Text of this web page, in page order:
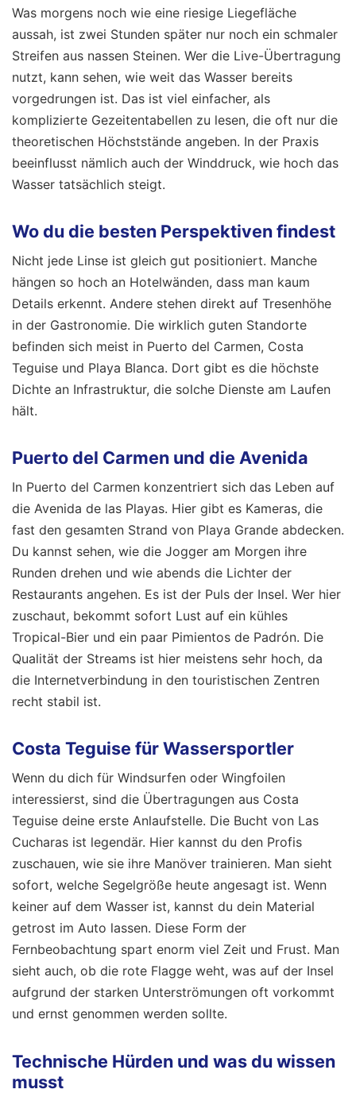
Was morgens noch wie eine riesige Liegefläche
aussah, ist zwei Stunden später nur noch ein schmaler
Streifen aus nassen Steinen. Wer die Live-Übertragung
nutzt, kann sehen, wie weit das Wasser bereits
vorgedrungen ist. Das ist viel einfacher, als
komplizierte Gezeitentabellen zu lesen, die oft nur die
theoretischen Höchststände angeben. In der Praxis
beeinflusst nämlich auch der Winddruck, wie hoch das
Wasser tatsächlich steigt.
Wo du die besten Perspektiven findest
Nicht jede Linse ist gleich gut positioniert. Manche
hängen so hoch an Hotelwänden, dass man kaum
Details erkennt. Andere stehen direkt auf Tresenhöhe
in der Gastronomie. Die wirklich guten Standorte
befinden sich meist in Puerto del Carmen, Costa
Teguise und Playa Blanca. Dort gibt es die höchste
Dichte an Infrastruktur, die solche Dienste am Laufen
hält.
Puerto del Carmen und die Avenida
In Puerto del Carmen konzentriert sich das Leben auf
die Avenida de las Playas. Hier gibt es Kameras, die
fast den gesamten Strand von Playa Grande abdecken.
Du kannst sehen, wie die Jogger am Morgen ihre
Runden drehen und wie abends die Lichter der
Restaurants angehen. Es ist der Puls der Insel. Wer hier
zuschaut, bekommt sofort Lust auf ein kühles
Tropical-Bier und ein paar Pimientos de Padrón. Die
Qualität der Streams ist hier meistens sehr hoch, da
die Internetverbindung in den touristischen Zentren
recht stabil ist.
Costa Teguise für Wassersportler
Wenn du dich für Windsurfen oder Wingfoilen
interessierst, sind die Übertragungen aus Costa
Teguise deine erste Anlaufstelle. Die Bucht von Las
Cucharas ist legendär. Hier kannst du den Profis
zuschauen, wie sie ihre Manöver trainieren. Man sieht
sofort, welche Segelgröße heute angesagt ist. Wenn
keiner auf dem Wasser ist, kannst du dein Material
getrost im Auto lassen. Diese Form der
Fernbeobachtung spart enorm viel Zeit und Frust. Man
sieht auch, ob die rote Flagge weht, was auf der Insel
aufgrund der starken Unterströmungen oft vorkommt
und ernst genommen werden sollte.
Technische Hürden und was du wissen
musst